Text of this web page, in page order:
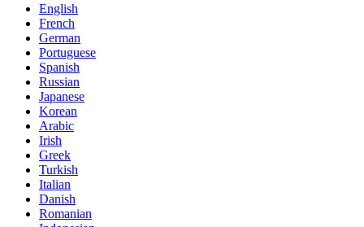
English
French
German
Portuguese
Spanish
Russian
Japanese
Korean
Arabic
Irish
Greek
Turkish
Italian
Danish
Romanian